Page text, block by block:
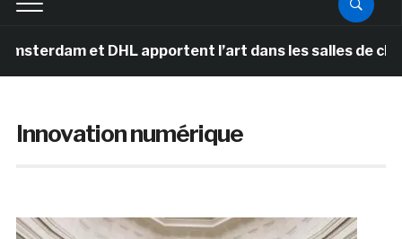
et DHL apportent l’art dans les salles de classe des
Innovation numérique